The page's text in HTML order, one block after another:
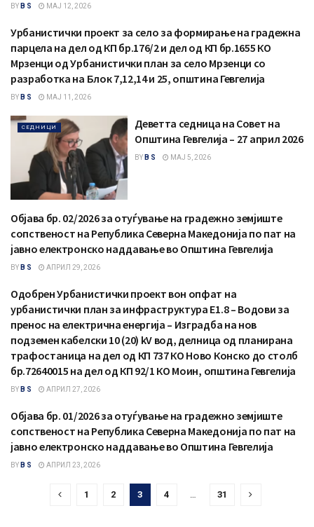
BY B S МАЈ 12, 2026
СООПШТЕНИЈА
Урбанистички проект за село за формирање на градежна
парцела на дел од КП бр.176/2 и дел од КП бр.1655 КО
Мрзенци од Урбанистички план за село Мрзенци со
разработка на Блок 7,12,14 и 25, општина Гевгелија
BY B S МАЈ 11, 2026
СЕДНИЦИ
Деветта седница на Совет на
Општина Гевгелија – 27 април 2026
BY B S МАЈ 5, 2026
ОБЈАВА
Објава бр. 02/2026 за отуѓување на градежно земјиште
сопственост на Република Северна Македонија по пат на
јавно електронско наддавање во Општина Гевгелија
BY B S АПРИЛ 29, 2026
СООПШТЕНИЈА
Одобрен Урбанистички проект вон опфат на
урбанистички план за инфраструктура Е1.8 – Водови за
пренос на електрична енергија – Изградба на нов
подземен кабелски 10 (20) kV вод, делница од планирана
трафостаница на дел од КП 737 КО Ново Конско до столб
бр.72640015 на дел од КП 92/1 КО Моин, општина Гевгелија
BY B S АПРИЛ 27, 2026
ОБЈАВА
Објава бр. 01/2026 за отуѓување на градежно земјиште
сопственост на Република Северна Македонија по пат на
јавно електронско наддавање во Општина Гевгелија
BY B S АПРИЛ 23, 2026
1 2 3 4 31